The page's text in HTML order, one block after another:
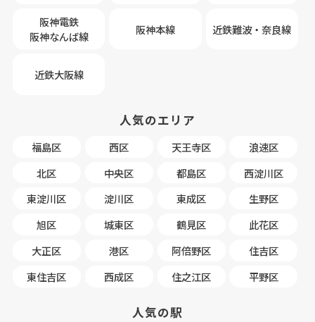
阪神電鉄
阪神なんば線
阪神本線 近鉄難波・奈良線
近鉄大阪線
人気のエリア
福島区 西区 天王寺区
浪速区
北区
中央区 都島区
西淀川区
東淀川区
淀川区 東成区
生野区
旭区
城東区 鶴見区
此花区
大正区
港区 阿倍野区
住吉区
東住吉区
西成区 住之江区 平野区
人気の駅